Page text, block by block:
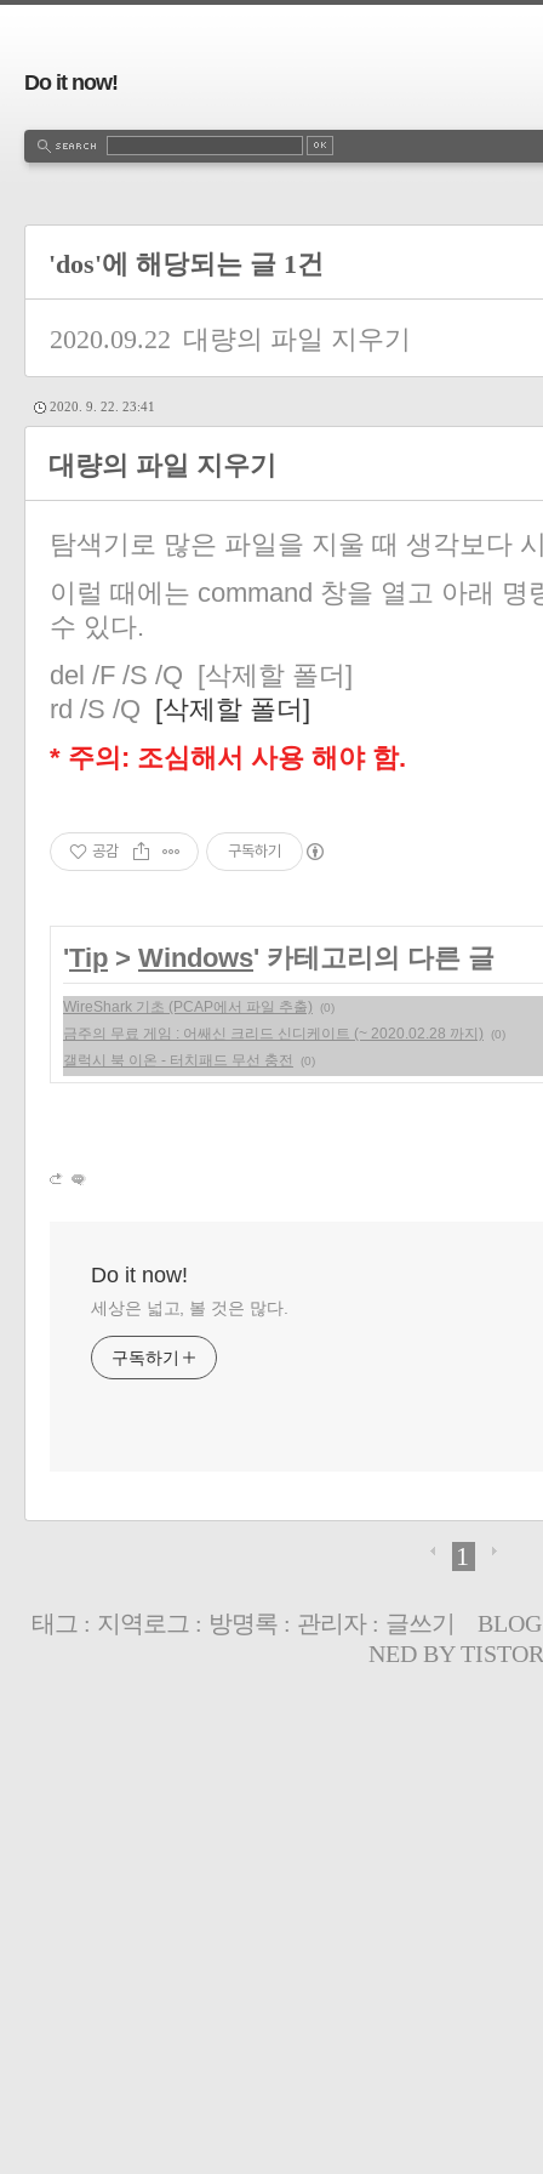
Do it now!
'dos'에 해당되는 글 1건
2020.09.22 대량의 파일 지우기
2020. 9. 22. 23:41
대량의 파일 지우기
탐색기로 많은 파일을 지울 때 생각보다
이럴 때에는 command 창을 열고 아래
수 있다.
del /F /S /Q [삭제할 폴더]
rd /S /Q [삭제할 폴더]
* 주의: 조심해서 사용 해야 함.
공감 구독하기
'Tip > Windows' 카테고리의 다른 글
WireShark 기초 (PCAP에서 파일 추출) (0)
금주의 무료 게임 : 어쌔신 크리드 신디케이트 (~ 2020.02.28 까지) (0)
갤럭시 북 이온 - 터치패드 무선 충전 (0)
Do it now!
세상은 넓고, 볼 것은 많다.
구독하기
1
태그 : 지역로그 : 방명록: 관리자: 글쓰기
NED BY